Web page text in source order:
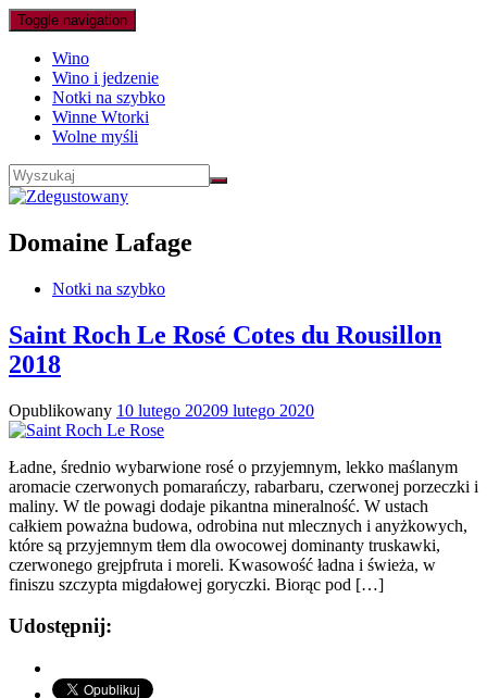
Toggle navigation
Wino
Wino i jedzenie
Notki na szybko
Winne Wtorki
Wolne myśli
Domaine Lafage
Notki na szybko
Saint Roch Le Rosé Cotes du Rousillon
2018
Opublikowany 10 lutego 20209 lutego 2020
Ładne, średnio wybarwione rosé o przyjemnym, lekko maślanym
aromacie czerwonych pomarańczy, rabarbaru, czerwonej porzeczki i
maliny. W tle powagi dodaje pikantna mineralność. W ustach
całkiem poważna budowa, odrobina nut mlecznych i anyżkowych,
które są przyjemnym tłem dla owocowej dominanty truskawki,
czerwonego grejpfruta i moreli. Kwasowość ładna i świeża, w
finiszu szczypta migdałowej goryczki. Biorąc pod […]
Udostępnij: